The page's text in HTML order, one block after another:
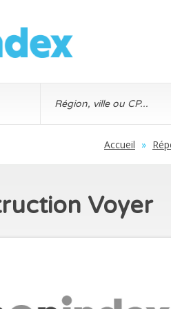
Accueil »
Voyer